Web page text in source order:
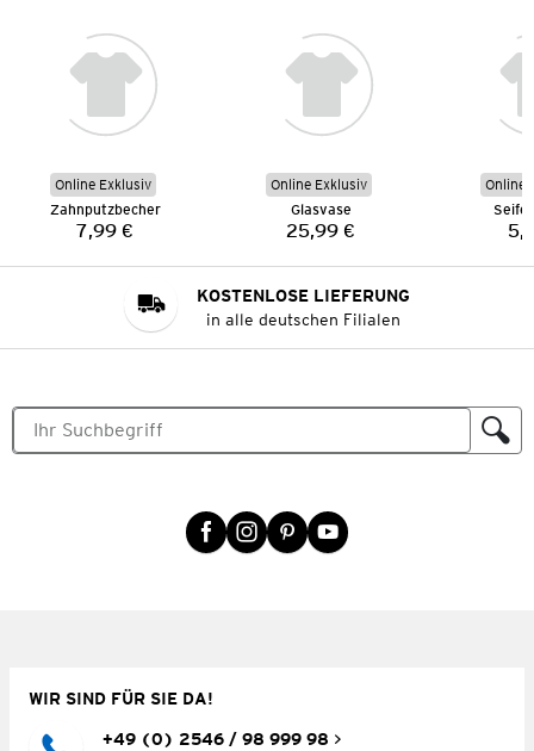
Online Exklusiv
Zahnputzbecher
Preis:
7,99 €
Online Exklusiv
Glasvase
Preis:
25,99 €
Online
KOSTENLOSE LIEFERUNG
in alle deutschen Filialen
WIR SIND FÜR SIE DA!
+49 (0) 2546 / 98 999 98